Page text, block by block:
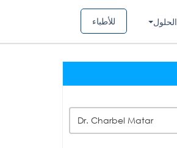
للأطباء الحلول
Dr. Charbel Matar